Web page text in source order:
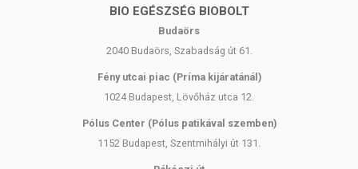
BIO EGÉSZSÉG BIOBOLT
Budaörs
2040 Budaörs, Szabadság út 61.
Fény utcai piac (Príma kijáratánál)
1024 Budapest, Lövőház utca 12.
Pólus Center (Pólus patikával szemben)
1152 Budapest, Szentmihályi út 131.